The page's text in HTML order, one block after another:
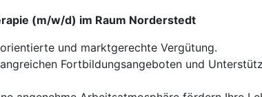
(m/w/d) im Raum Norderstedt
und marktgerechte Vergütung.
Fortbildungsangeboten und